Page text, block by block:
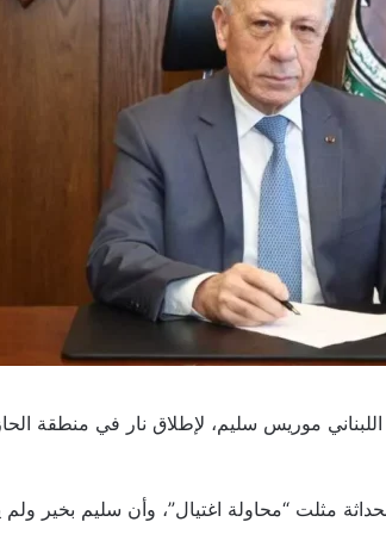
موريس سليم، لإطلاق نار في منطقة
مثلت “محاولة اغتيال”، وأن سليم بخير